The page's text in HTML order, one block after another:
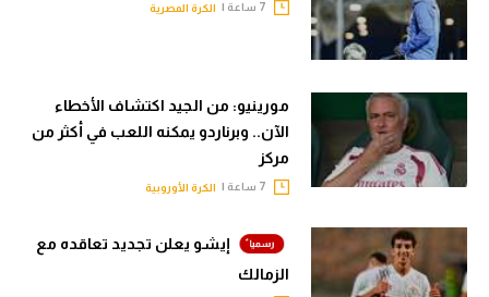
الكرة المصرية
مورينيو: من الجيد اكتشاف الأخطاء
الآن.. وبرناردو يمكنه اللعب في أكثر من
مركز
الكرة الأوروبية
إيشو يعلن تجديد تعاقده مع
الزمالك